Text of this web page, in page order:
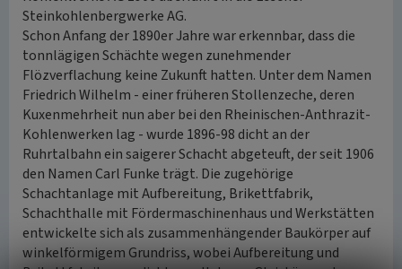
Steinkohlenbergwerke AG.
Schon Anfang der 1890er Jahre war erkennbar, dass die
tonnlägigen Schächte wegen zunehmender
Flözverflachung keine Zukunft hatten. Unter dem Namen
Friedrich Wilhelm - einer früheren Stollenzeche, deren
Kuxenmehrheit nun aber bei den Rheinischen-Anthrazit-
Kohlenwerken lag - wurde 1896-98 dicht an der
Ruhrtalbahn ein saigerer Schacht abgeteuft, der seit 1906
den Namen Carl Funke trägt. Die zugehörige
Schachtanlage mit Aufbereitung, Brikettfabrik,
Schachthalle mit Fördermaschinenhaus und Werkstätten
entwickelte sich als zusammenhängender Baukörper auf
winkelförmigem Grundriss, wobei Aufbereitung und